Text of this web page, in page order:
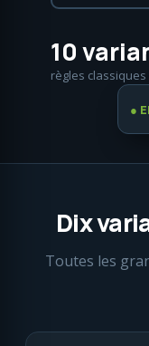
10
règles
●
Dix
Toutes les